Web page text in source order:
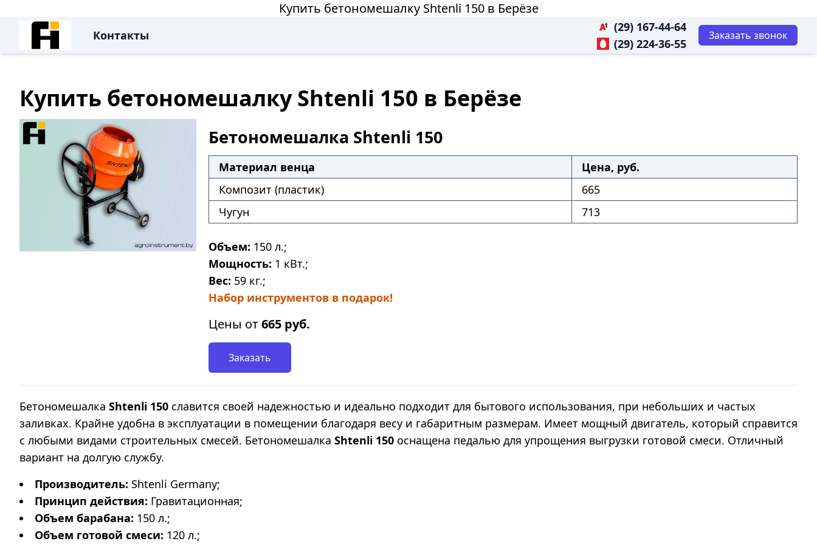
Купить бетономешалку Shtenli 150 в Берёзе
Контакты
(29) 167-44-64
(29) 224-36-55
Заказать звонок
Купить бетономешалку Shtenli 150 в Берёзе
Бетономешалка Shtenli 150
Материал венца
Цена, руб.
Композит (пластик)
665
Чугун
713
Объем: 150 л.;
Мощность: 1 кВт.;
Вес: 59 кг.;
Набор инструментов в подарок!
Цены от665 руб.
Заказать
Бетономешалка Shtenli 150 славится своей надежностью и идеально подходит для бытового использования, при небольших и частых
заливках. Крайне удобна в эксплуатации в помещении благодаря весу и габаритным размерам. Имеет мощный двигатель, который справится
с любыми видами строительных смесей. Бетономешалка Shtenli 150 оснащена педалью для упрощения выгрузки готовой смеси. Отличный
вариант на долгую службу.
Производитель: Shtenli Germany;
Принцип действия: Гравитационная;
Объем барабана: 150 л.;
Объем готовой смеси: 120 л.;